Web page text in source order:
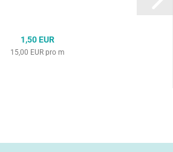
1,50 EUR
15,00 EUR pro m